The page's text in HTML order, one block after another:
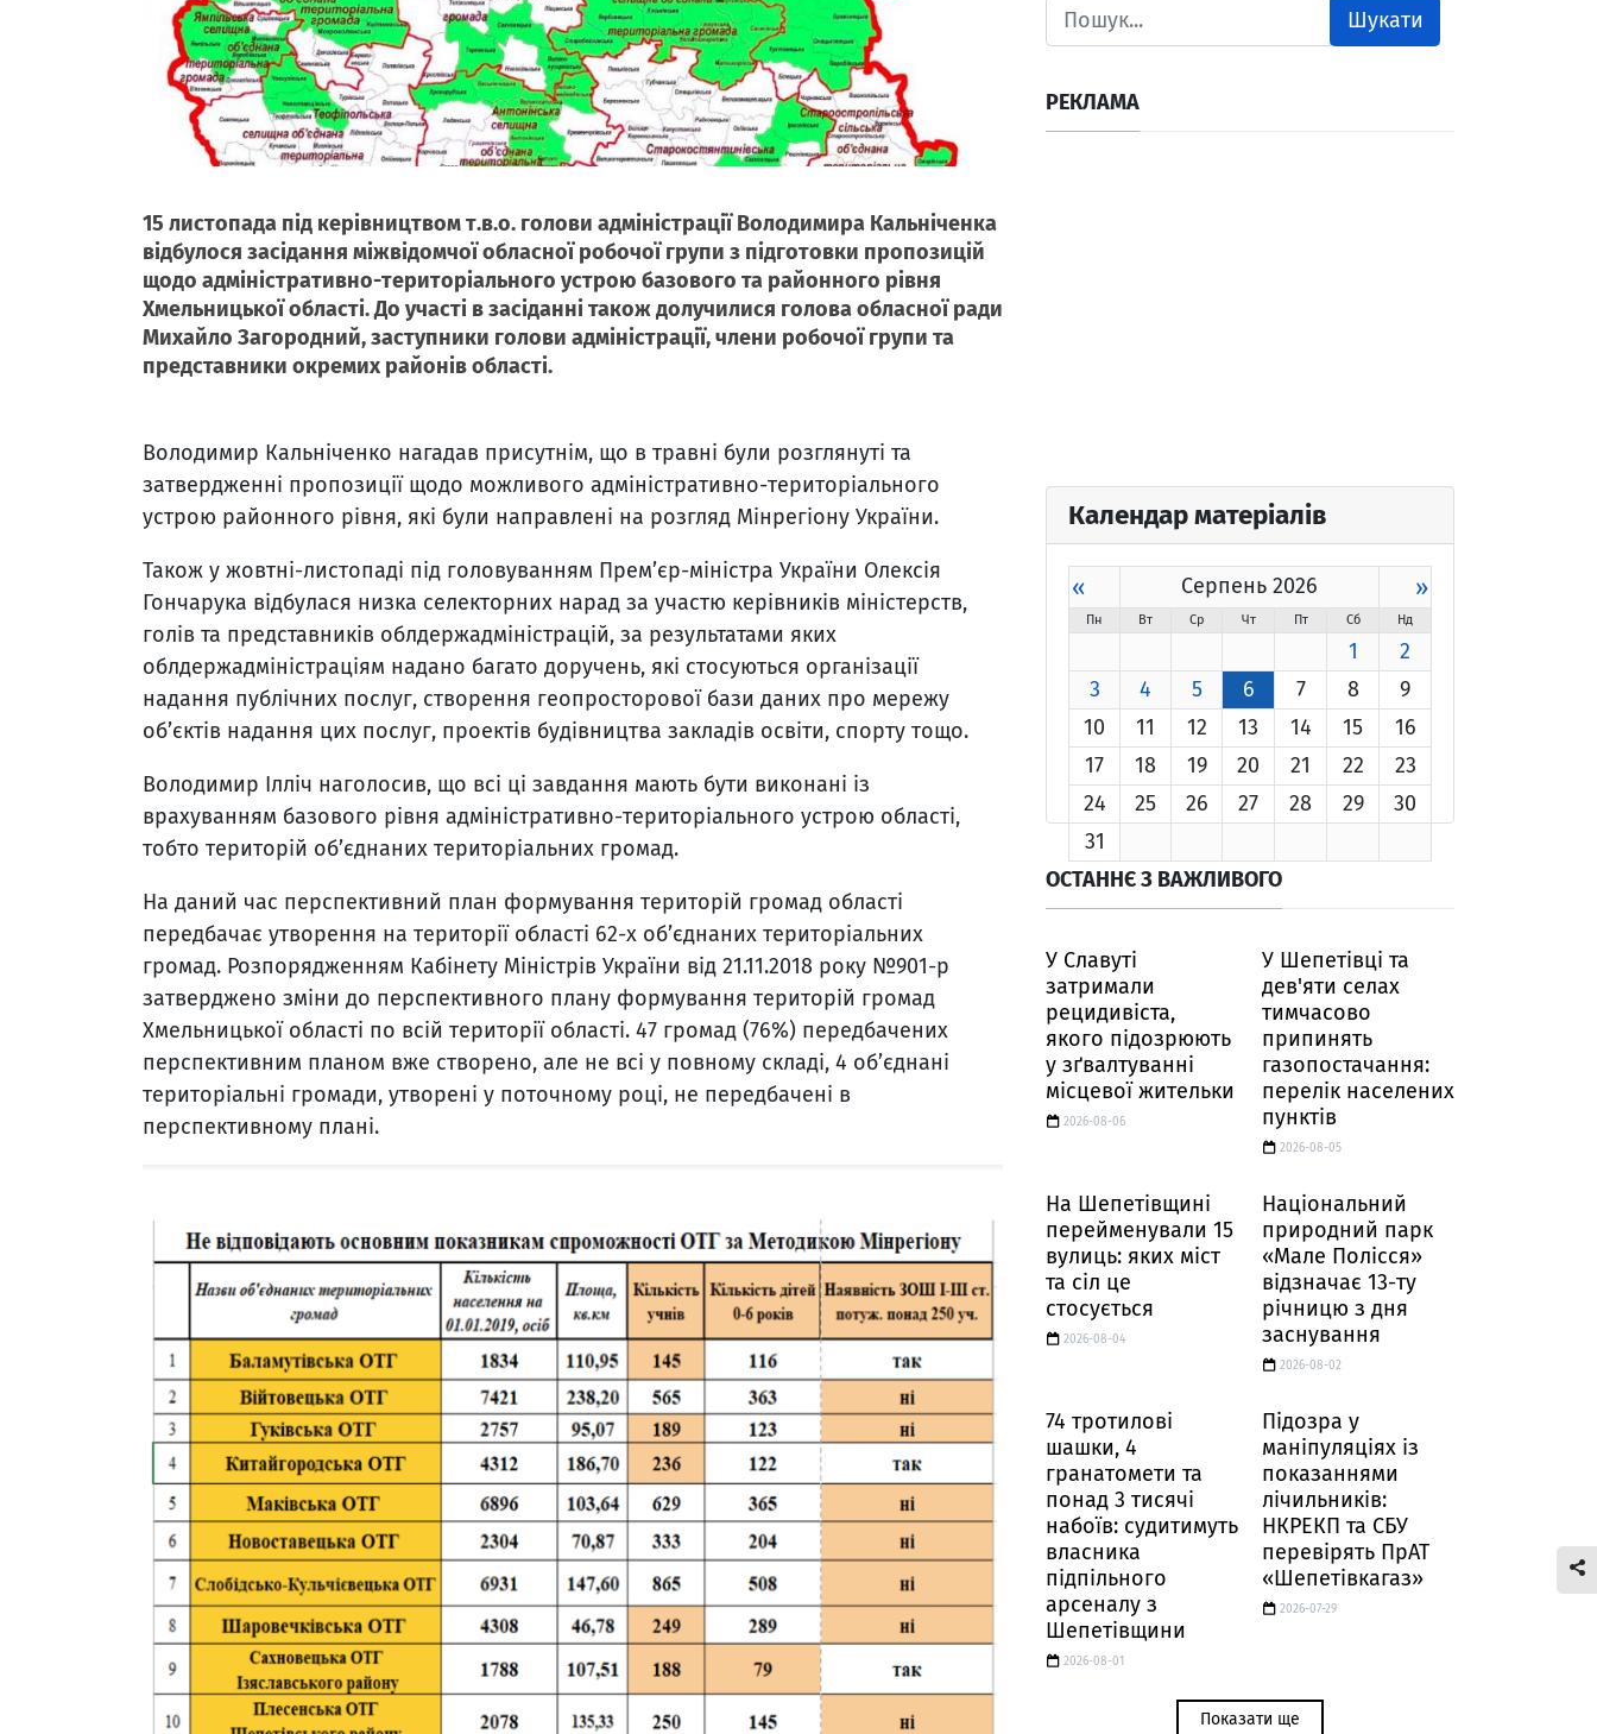
15 листопада під керівництвом т.в.о. голови адміністрації Володимира Кальніченка
відбулося засідання міжвідомчої обласної робочої групи з підготовки пропозицій
щодо адміністративно-територіального устрою базового та районного рівня
Хмельницької області. До участі в засіданні також долучилися голова обласної ради
Михайло Загородний, заступники голови адміністрації, члени робочої групи та
представники окремих районів області.
Володимир Кальніченко нагадав присутнім, що в травні були розглянуті та
затвердженні пропозиції щодо можливого адміністративно-територіального
устрою районного рівня, які були направлені на розгляд Мінрегіону України.
Також у жовтні-листопаді під головуванням Прем’єр-міністра України Олексія
Гончарука відбулася низка селекторних нарад за участю керівників міністерств,
голів та представників облдержадміністрацій, за результатами яких
облдержадміністраціям надано багато доручень, які стосуються організації
надання публічних послуг, створення геопросторової бази даних про мережу
об’єктів надання цих послуг, проектів будівництва закладів освіти, спорту тощо.
Володимир Ілліч наголосив, що всі ці завдання мають бути виконані із
врахуванням базового рівня адміністративно-територіального устрою області,
тобто територій об’єднаних територіальних громад.
На даний час перспективний план формування територій громад області
передбачає утворення на території області 62-х об’єднаних територіальних
громад. Розпорядженням Кабінету Міністрів України від 21.11.2018 року №901-р
затверджено зміни до перспективного плану формування територій громад
Хмельницької області по всій території області. 47 громад (76%) передбачених
перспективним планом вже створено, але не всі у повному складі, 4 об’єднані
територіальні громади, утворені у поточному році, не передбачені в
перспективному плані.
Шукати
РЕКЛАМА
Календар матеріалів
« Серпень 2026 »
Пн Вт Ср Чт Пт Сб Нд
1
2
3
4 5 6 7 8
9
10
11 12 13 14 15
16
17
18 19 20 21 22
23
24
25 26 27 28 29
30
31
ОСТАННЄ З ВАЖЛИВОГО
У Славуті
затримали
рецидивіста,
якого підозрюють
у зґвалтуванні
місцевої жительки
2026-08-06
У Шепетівці та
дев'яти селах
тимчасово
припинять
газопостачання:
перелік населених
пунктів
2026-08-05
На Шепетівщині
перейменували 15
вулиць: яких міст
та сіл це
стосується
2026-08-04
Національний
природний парк
«Мале Полісся»
відзначає 13-ту
річницю з дня
заснування
2026-08-02
74 тротилові
шашки, 4
гранатомети та
понад 3 тисячі
набоїв: судитимуть
власника
підпільного
арсеналу з
Шепетівщини
2026-08-01
Підозра у
маніпуляціях із
показаннями
лічильників:
НКРЕКП та СБУ
перевірять ПрАТ
«Шепетівкагаз»
2026-07-29
Показати ще